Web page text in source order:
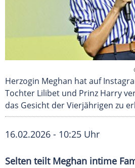
Herzogin Meghan hat auf
Tochter Lilibet und Prinz Harry
das Gesicht der Vierjährigen zu
16.02.2026 - 10:25 Uhr
Selten teilt Meghan intime